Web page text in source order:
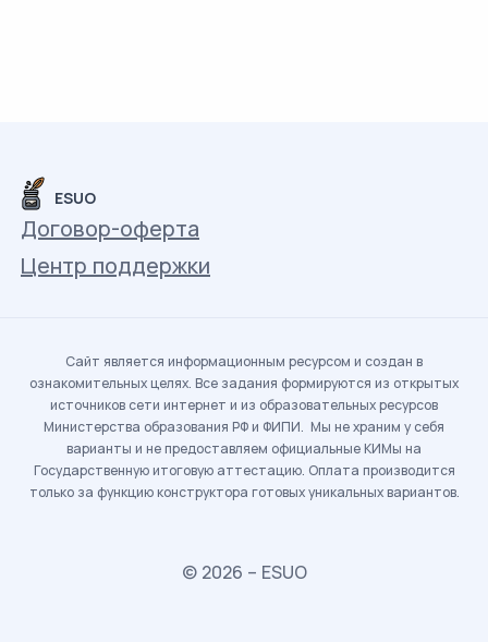
ESUO
Договор-оферта
Центр поддержки
Сайт является информационным ресурсом и создан в
ознакомительных целях. Все задания формируются из открытых
источников сети интернет и из образовательных ресурсов
Министерства образования РФ и ФИПИ. Мы не храним у себя
варианты и не предоставляем официальные КИМы на
Государственную итоговую аттестацию. Оплата производится
только за функцию конструктора готовых уникальных вариантов.
© 2026 – ESUO